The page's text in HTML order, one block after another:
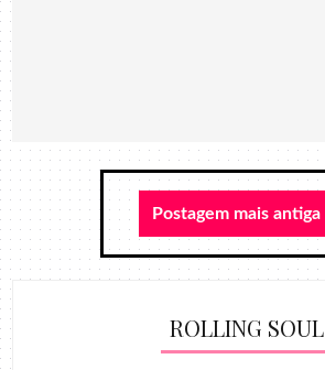
Postagem mais antiga
ROLLING SOUL